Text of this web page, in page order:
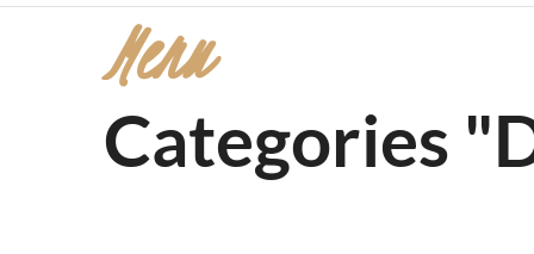
Menu
Categories